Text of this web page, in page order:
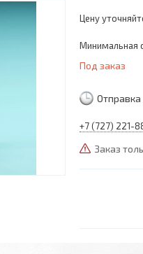
Цену
Минимальная
Под заказ
Отправка
+7 (727) 221-
Заказ